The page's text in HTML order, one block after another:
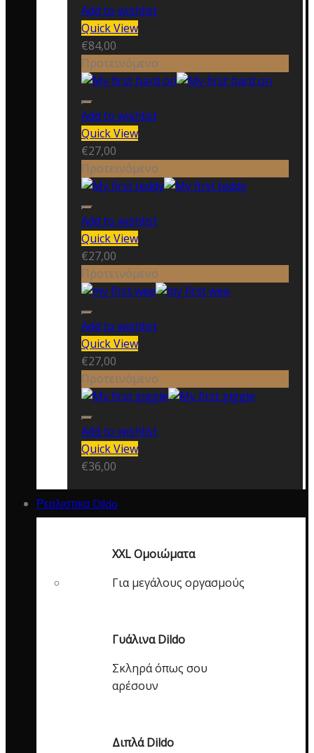
Add to wishlist
Quick View
€84,00
Προτεινόμενο
Add to wishlist
Quick View
€27,00
Προτεινόμενο
Add to wishlist
Quick View
€27,00
Προτεινόμενο
Add to wishlist
Quick View
€27,00
Προτεινόμενο
Add to wishlist
Quick View
€36,00
Ρεαλιστικα Dildo
XXL Ομοιώματα
Για μεγάλους οργασμούς
Γυάλινα Dildo
Σκληρά όπως σου
αρέσουν
Διπλά Dildo